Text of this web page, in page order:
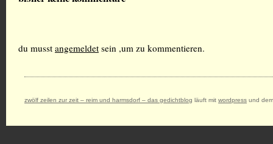
du musst angemeldet sein ,um zu kommentieren.
zwölf zeilen zur zeit – reim und harmsdorf – das gedichtblog läuft mit wordpress und